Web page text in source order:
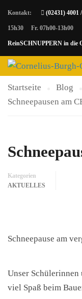
Kontakt: (02431) 4001
15h30 Fr. 07h00-
ReinSCHNUPPERN in die
Startseite Blog
Schneepausen am
Kategorien
AKTUELLES
Schneepause am
Unser
viel Spaß beim